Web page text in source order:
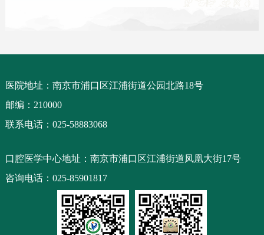
医院地址：南京市浦口区江浦街道公园北路18号
邮编：210000
联系电话：025-58883068
口腔医学中心地址：南京市浦口区江浦街道凤凰大街17号
咨询电话：025-85901817